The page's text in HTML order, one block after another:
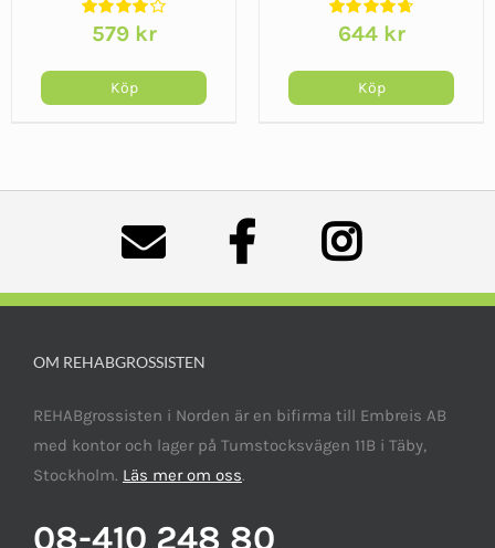
579 kr
Köp
644 kr
Köp
OM REHABGROSSISTEN
REHABgrossisten i Norden är en bifirma till Embreis AB
med kontor och lager på Tumstocksvägen 11B i Täby,
Stockholm. Läs mer om oss.
08-410 248 80